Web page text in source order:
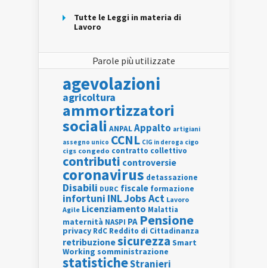
Tutte le Leggi in materia di
Lavoro
Parole più utilizzate
agevolazioni
agricoltura
ammortizzatori
sociali ANPALAppalto artigiani
assegno unico CCNL CIG in deroga cigo
cigs congedo contratto collettivo
contributi controversie
coronavirus detassazione
Disabili DURC fiscale formazione
infortuni INLJobs Act Lavoro
Agile Licenziamento Malattia
maternità NASPI PA Pensione
privacy RdC Reddito di Cittadinanza
retribuzionesicurezza Smart
Working somministrazione
statisticheStranieri